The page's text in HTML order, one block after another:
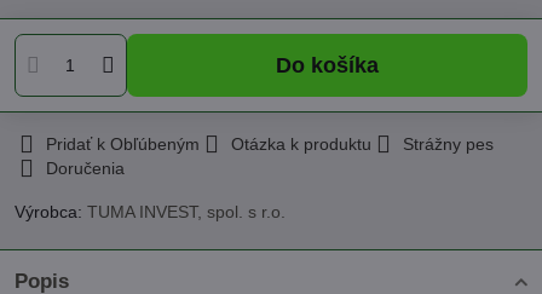
Do košíka
Pridať k Obľúbeným Otázka k produktu
Strážny pes
Doručenia
Výrobca: TUMA INVEST, spol. s r.o.
Popis